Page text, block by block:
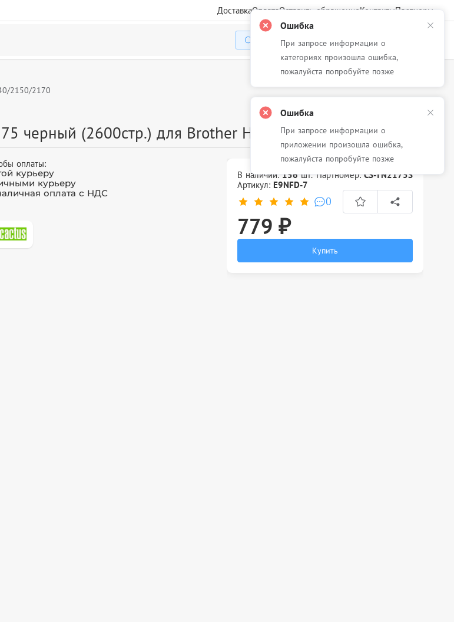
ДоставкаОплатаОставить обращениеКонтактыПартнеры
Избранное Корзина
2150/2170
черный (2600стр.) для Brother HL-2140/2150/2170
оплаты:
курьеру
курьеру
оплата с НДС
В наличии: 156 шт. Партномер:CS-TN2175S
Артикул: E9NFD-7
0
779 ₽
Купить
Ошибка
При запросе информации о
категориях произошла ошибка,
пожалуйста попробуйте позже
Ошибка
При запросе информации о
приложении произошла ошибка,
пожалуйста попробуйте позже